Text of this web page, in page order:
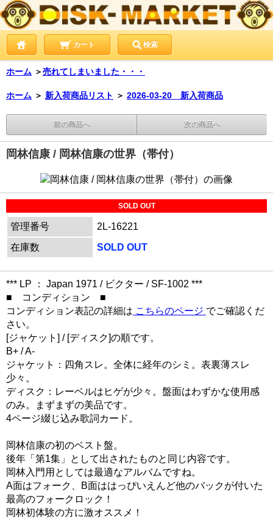
カート 検索
ホーム ＞売れてしまいました・・・
ホーム ＞ 新入荷商品リスト ＞ 2026-03-20 新入荷商品
前の商品へ 次の商品へ
岡林信康 / 岡林信康の世界（帯付）
SOLD OUT
管理番号
2L-16221
在庫数
SOLD OUT
*** LP ： Japan 1971 / ビクター / SF-1002 ***
■ コンディション ■
コンディション表記の詳細は こちらのページ でご確認くだ
さい。
[ジャケット] / [ディスク]の順です。
B+ / A-
ジャケット：四角スレ。全体に経年のシミ。表裏薄スレ
少々。
ディスク：レーベルはヒゲが少々。盤面はわずかな使用感
のみ。まずまずの美品です。
4ページ綴じ込み歌詞カード。
岡林信康の初のベスト盤。
後年「第1集」として出されたものと同じ内容です。
岡林入門用としては最適なアルバムですね。
A面はフォーク、B面ははっぴいえんど他のバックが付いた
最高のフォークロック！
岡林初体験の方に激オススメ！